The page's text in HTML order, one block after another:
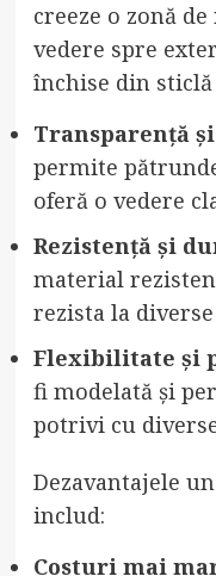
creeze o zonă
vedere spre
închise din
Transparență
permite
oferă o vedere
Rezistență și
material
rezista la
Flexibilitate și
fi modelată și
potrivi cu
Dezavantajele
includ:
Costuri mai